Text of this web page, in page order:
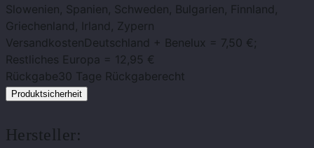
Slowenien, Spanien, Schweden, Bulgarien, Finnland,
Griechenland, Irland, Zypern
VersandkostenDeutschland + Benelux = 7,50 €;
Restliches Europa = 12,95 €
Rückgabe30 Tage Rückgaberecht
Produktsicherheit
Hersteller: